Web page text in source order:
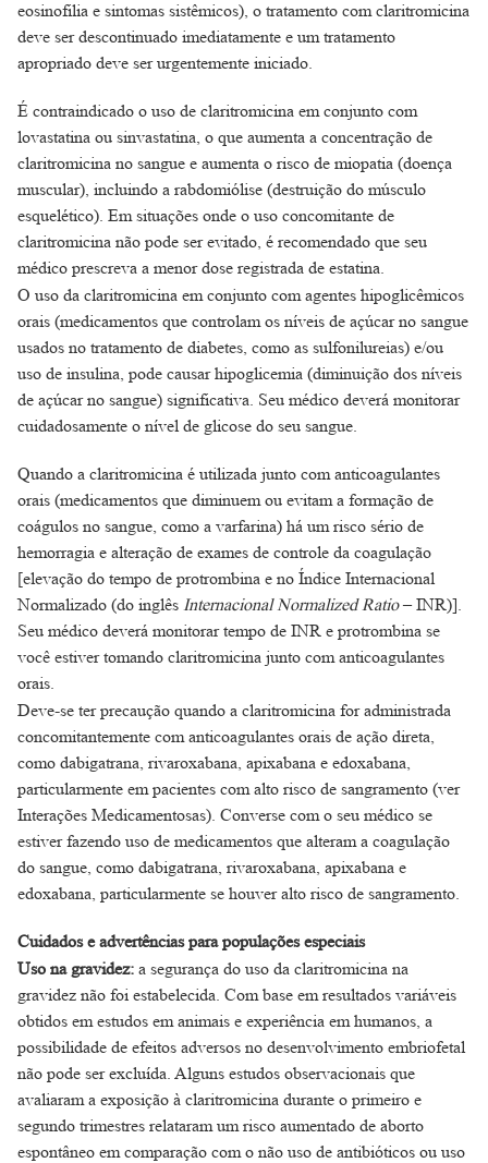
eosinofilia e sintomas sistêmicos), o tratamento com claritromicina
deve ser descontinuado imediatamente e um tratamento
apropriado deve ser urgentemente iniciado.
É contraindicado o uso de claritromicina em conjunto com
lovastatina ou sinvastatina, o que aumenta a concentração de
claritromicina no sangue e aumenta o risco de miopatia (doença
muscular), incluindo a rabdomiólise (destruição do músculo
esquelético). Em situações onde o uso concomitante de
claritromicina não pode ser evitado, é recomendado que seu
médico prescreva a menor dose registrada de estatina.
O uso da claritromicina em conjunto com agentes hipoglicêmicos
orais (medicamentos que controlam os níveis de açúcar no sangue
usados no tratamento de diabetes, como as sulfonilureias) e/ou
uso de insulina, pode causar hipoglicemia (diminuição dos níveis
de açúcar no sangue) significativa. Seu médico deverá monitorar
cuidadosamente o nível de glicose do seu sangue.
Quando a claritromicina é utilizada junto com anticoagulantes
orais (medicamentos que diminuem ou evitam a formação de
coágulos no sangue, como a varfarina) há um risco sério de
hemorragia e alteração de exames de controle da coagulação
[elevação do tempo de protrombina e no Índice Internacional
Normalizado (do inglês Internacional Normalized Ratio– INR)].
Seu médico deverá monitorar tempo de INR e protrombina se
você estiver tomando claritromicina junto com anticoagulantes
orais.
Deve-se ter precaução quando a claritromicina for administrada
concomitantemente com anticoagulantes orais de ação direta,
como dabigatrana, rivaroxabana, apixabana e edoxabana,
particularmente em pacientes com alto risco de sangramento (ver
Interações Medicamentosas). Converse com o seu médico se
estiver fazendo uso de medicamentos que alteram a coagulação
do sangue, como dabigatrana, rivaroxabana, apixabana e
edoxabana, particularmente se houver alto risco de sangramento.
Cuidados e advertências para populações especiais
Uso na gravidez: a segurança do uso da claritromicina na
gravidez não foi estabelecida. Com base em resultados variáveis
obtidos em estudos em animais e experiência em humanos, a
possibilidade de efeitos adversos no desenvolvimento embriofetal
não pode ser excluída. Alguns estudos observacionais que
avaliaram a exposição à claritromicina durante o primeiro e
segundo trimestres relataram um risco aumentado de aborto
espontâneo em comparação com o não uso de antibióticos ou uso